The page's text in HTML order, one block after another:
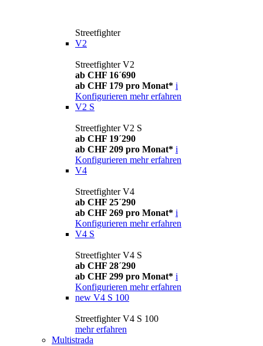
Streetfighter
V2
Streetfighter V2
ab CHF 16´690
ab CHF 179 pro Monat* i
Konfigurieren mehr erfahren
V2 S
Streetfighter V2 S
ab CHF 19´290
ab CHF 209 pro Monat* i
Konfigurieren mehr erfahren
V4
Streetfighter V4
ab CHF 25´290
ab CHF 269 pro Monat* i
Konfigurieren mehr erfahren
V4 S
Streetfighter V4 S
ab CHF 28´290
ab CHF 299 pro Monat* i
Konfigurieren mehr erfahren
new V4 S 100
Streetfighter V4 S 100
mehr erfahren
Multistrada